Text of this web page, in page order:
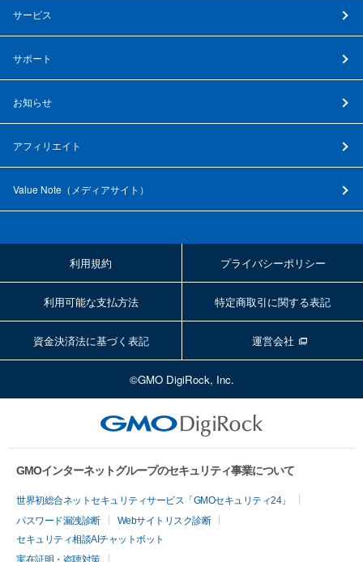
サービス
サポート
お知らせ
アフィリエイト
Value Note（ メディアサイト ）
利用規約 プライバシーポリシー
利用可能な支払方法 特定商取引に関する表記
資金決済法に基づく表記 運営会社
©GMO DigiRock, Inc.
GMOインターネットグループのセキュリティ事業について
世界初総合ネットセキュリティサービス「GMOセキュリティ24」
パスワード漏洩診断
Webサイトリスク診断
セキュリティ相談AIチャットボット
実在証明・盗聴対策